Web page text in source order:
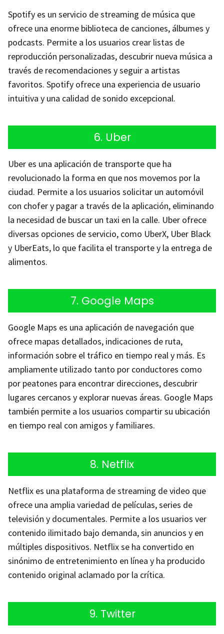
Spotify es un servicio de streaming de música que
ofrece una enorme biblioteca de canciones, álbumes y
podcasts. Permite a los usuarios crear listas de
reproducción personalizadas, descubrir nueva música a
través de recomendaciones y seguir a artistas
favoritos. Spotify ofrece una experiencia de usuario
intuitiva y una calidad de sonido excepcional.
6. Uber
Uber es una aplicación de transporte que ha
revolucionado la forma en que nos movemos por la
ciudad. Permite a los usuarios solicitar un automóvil
con chofer y pagar a través de la aplicación, eliminando
la necesidad de buscar un taxi en la calle. Uber ofrece
diversas opciones de servicio, como UberX, Uber Black
y UberEats, lo que facilita el transporte y la entrega de
alimentos.
7. Google Maps
Google Maps es una aplicación de navegación que
ofrece mapas detallados, indicaciones de ruta,
información sobre el tráfico en tiempo real y más. Es
ampliamente utilizado tanto por conductores como
por peatones para encontrar direcciones, descubrir
lugares cercanos y explorar nuevas áreas. Google Maps
también permite a los usuarios compartir su ubicación
en tiempo real con amigos y familiares.
8. Netflix
Netflix es una plataforma de streaming de video que
ofrece una amplia variedad de películas, series de
televisión y documentales. Permite a los usuarios ver
contenido ilimitado bajo demanda, sin anuncios y en
múltiples dispositivos. Netflix se ha convertido en
sinónimo de entretenimiento en línea y ha producido
contenido original aclamado por la crítica.
9. Twitter